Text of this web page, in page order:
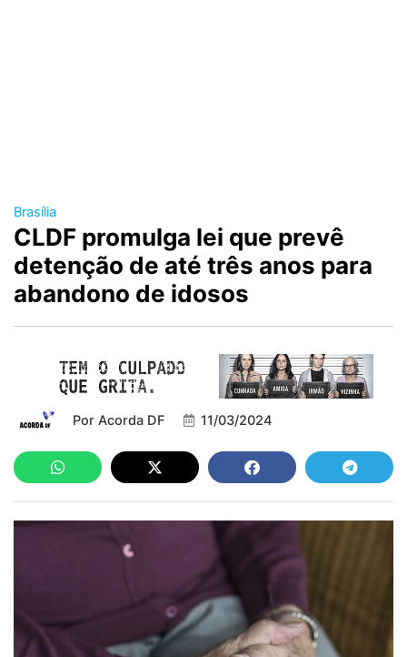
Brasília
CLDF promulga lei que prevê
detenção de até três anos para
abandono de idosos
Por Acorda DF 11/03/2024